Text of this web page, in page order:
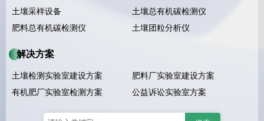
土壤采样设备
土壤总有机碳检测仪
肥料总有机碳检测仪
土壤团粒分析仪
解决方案
土壤检测实验室建设方案
肥料厂实验室建设方案
有机肥厂实验室检测方案
公益诉讼实验室方案